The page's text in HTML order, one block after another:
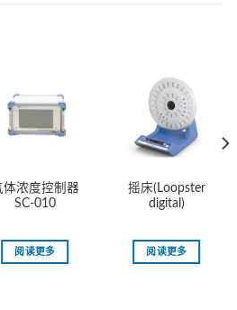
体浓度控制器
SC-010
阅读更多
摇床(Loopster
digital)
阅读更多